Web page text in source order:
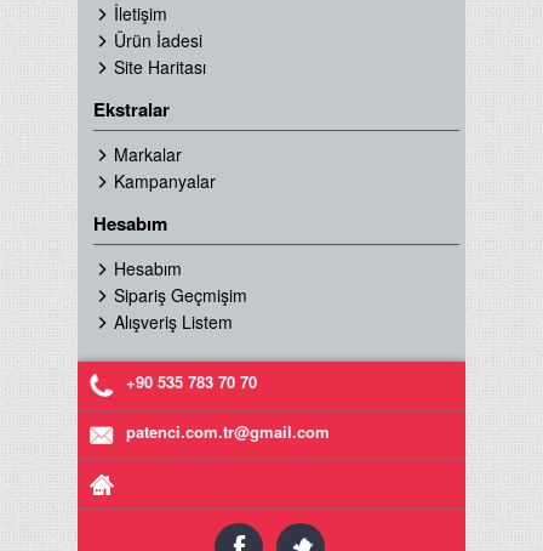
İletişim
Ürün İadesi
Site Haritası
Ekstralar
Markalar
Kampanyalar
Hesabım
Hesabım
Sipariş Geçmişim
Alışveriş Listem
+90 535 783 70 70
patenci.com.tr@gmail.com